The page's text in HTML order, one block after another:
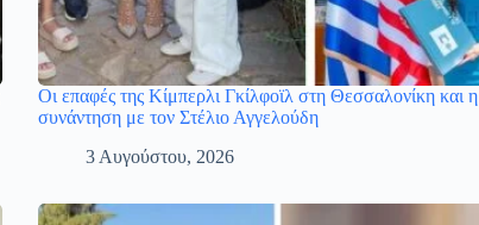
Οι επαφές της Κίμπερλι Γκίλφοϊλ στη Θεσσαλονίκη και η
συνάντηση με τον Στέλιο Αγγελούδη
3 Αυγούστου, 2026